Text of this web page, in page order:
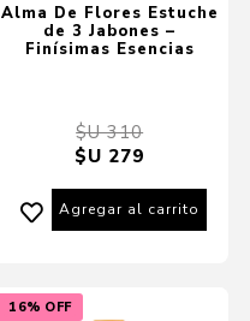
Alma De Flores Estuche
de 3 Jabones –
Finísimas Esencias
$U 310
$U 279
Agregar al carrito
16% OFF